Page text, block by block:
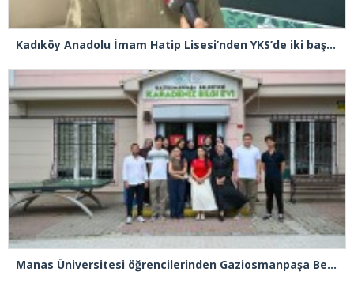
Kadıköy Anadolu İmam Hatip Lisesi’nden YKS’de iki başarı birden
Manas Üniversitesi öğrencilerinden Gaziosmanpaşa Belediyesi’ne ziyaret